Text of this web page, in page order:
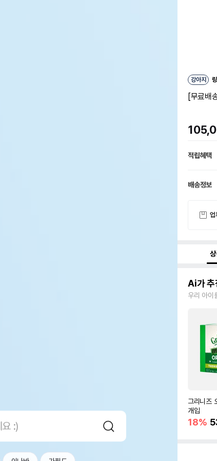
강아지
[무료배
적립혜택
배송정보
업
Ai가 추
우리 아이
그리니즈
개입
18%